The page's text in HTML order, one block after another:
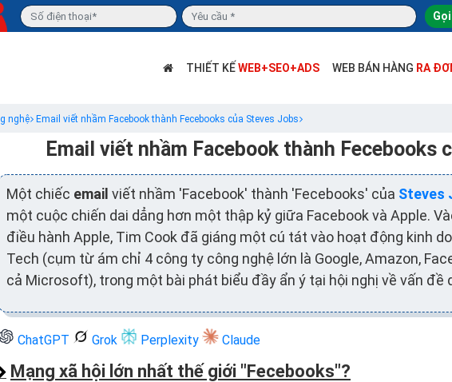
THIẾT KẾWEB+SEO+ADS WEB BÁN HÀNG RA
nghệ Email viết nhầm Facebook thành Fecebooks của Steves Jobs
Email viết nhầm Facebook thành Fecebooks
Một chiếc email viết nhầm 'Facebook' thành 'Fecebooks' của Steves
một cuộc chiến dai dẳng hơn một thập kỷ giữa Facebook và Apple.
điều hành Apple, Tim Cook đã giáng một cú tát vào hoạt động kinh
Tech (cụm từ ám chỉ 4 công ty công nghệ lớn là Google, Amazon,
cả Microsoft), trong một bài phát biểu đầy ẩn ý tại hội nghị về vấn đề
ChatGPT Grok Perplexity Claude
Mạng xã hội lớn nhất thế giới "Fecebooks"?